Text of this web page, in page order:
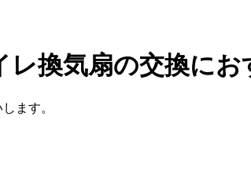
レ換気扇の交換に
ます。